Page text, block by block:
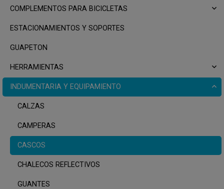
COMPLEMENTOS PARA BICICLETAS
ESTACIONAMIENTOS Y SOPORTES
GUAPETON
HERRAMIENTAS
INDUMENTARIA Y EQUIPAMIENTO
CALZAS
CAMPERAS
CASCOS
CHALECOS REFLECTIVOS
GUANTES